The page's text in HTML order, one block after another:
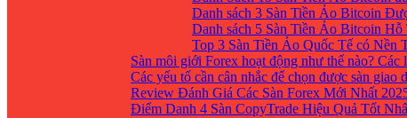
Danh sách 3 Sàn Tiền Ảo Bitcoin
Danh sách 5 Sàn Tiền Ảo Bitcoin
Top 3 Sàn Tiền Ảo Quốc Tế có Nền
Sàn môi giới Forex hoạt động như thế nào? Các
Các yếu tố cần cân nhắc để chọn được sàn giao
Review Đánh Giá Các Sàn Forex Mới Nhất
Điểm Danh 4 Sàn CopyTrade Hiệu Quả Tốt